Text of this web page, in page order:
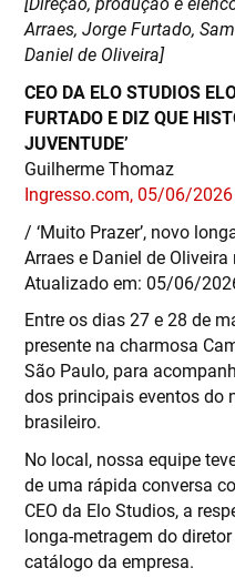
Arraes, Jorge Furtado,
Daniel de Oliveira]
CEO DA ELO STUDIOS
FURTADO E DIZ QUE
JUVENTUDE’
Guilherme Thomaz
Ingresso.com, 05/06/
/ ‘Muito Prazer’, novo
Arraes e Daniel de
Atualizado em: 05/06/
Entre os dias 27 e 28 de
presente na charmosa
São Paulo, para
dos principais eventos do
brasileiro.
No local, nossa equipe
de uma rápida conversa
CEO da Elo Studios, a
longa-metragem do
catálogo da empresa.